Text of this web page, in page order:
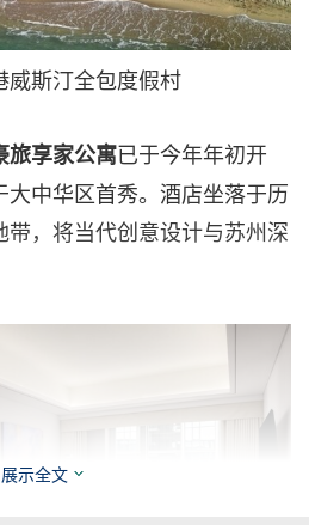
威斯汀全包度假村
旅享家公寓已于今年年初开
中华区首秀。酒店坐落于历
带，将当代创意设计与苏州深
展示全文